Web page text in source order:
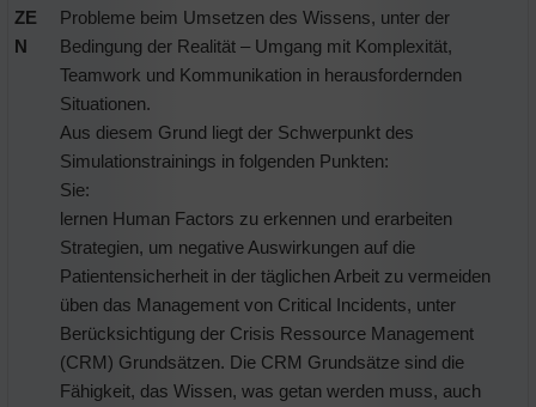
ZE
N
Probleme beim Umsetzen des Wissens, unter der
Bedingung der Realität – Umgang mit Komplexität,
Teamwork und Kommunikation in herausfordernden
Situationen.
Aus diesem Grund liegt der Schwerpunkt des
Simulationstrainings in folgenden Punkten:
Sie:
lernen Human Factors zu erkennen und erarbeiten
Strategien, um negative Auswirkungen auf die
Patientensicherheit in der täglichen Arbeit zu vermeiden
üben das Management von Critical Incidents, unter
Berücksichtigung der Crisis Ressource Management
(CRM) Grundsätzen. Die CRM Grundsätze sind die
Fähigkeit, das Wissen, was getan werden muss, auch